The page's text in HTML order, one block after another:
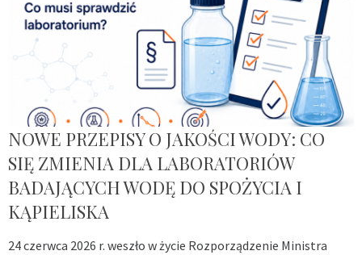
NOWE PRZEPISY O JAKOŚCI WODY: CO
SIĘ ZMIENIA DLA LABORATORIÓW
BADAJĄCYCH WODĘ DO SPOŻYCIA I
KĄPIELISKA
24 czerwca 2026 r. weszło w życie Rozporządzenie Ministra